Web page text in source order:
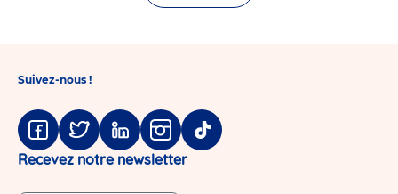
Suivez-nous !
Facebook
TwitterLinkedinInstagram
Tiktok
Recevez notre newsletter